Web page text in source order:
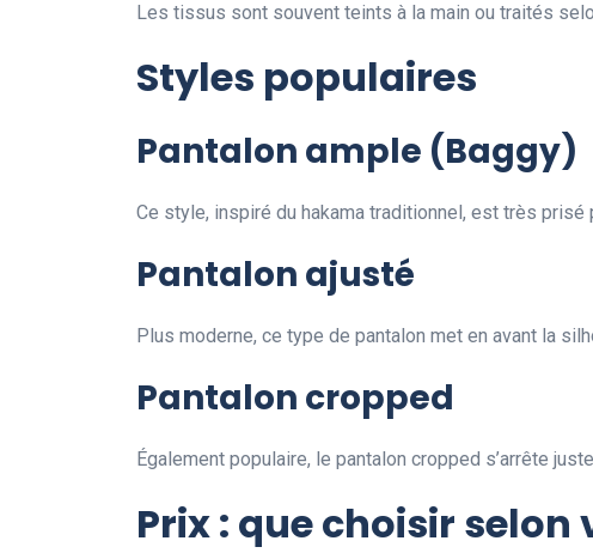
Les tissus sont souvent teints à la main ou traités
Styles populaires
Pantalon ample (Baggy)
Ce style, inspiré du hakama traditionnel, est très
Pantalon ajusté
Plus moderne, ce type de pantalon met en avant la
Pantalon cropped
Également populaire, le pantalon cropped s’arrête
Prix : que choisir selon